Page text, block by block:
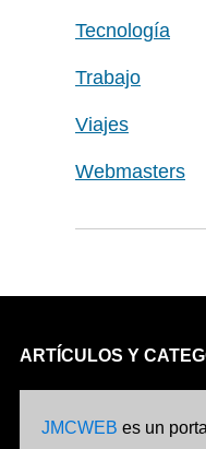
Tecnología
Trabajo
Viajes
Webmasters
ARTÍCULOS Y
JMCWEB es un